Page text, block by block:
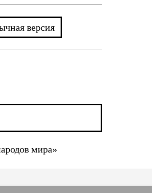
версия
мира»